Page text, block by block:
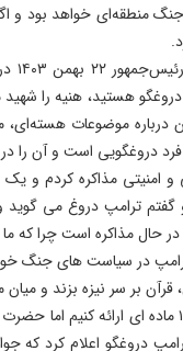
منطقه‌ای خواهد بود و
هستید، هنیه را
درباره موضوعات
دروغگویی است و آن را در
ترامپ دروغ می
حال مذاکره است چرا که
ترامپ در سیاست های
بر سر نیزه بزند و میان
داشتند که ما یک طرح ۱۷ ماده ای